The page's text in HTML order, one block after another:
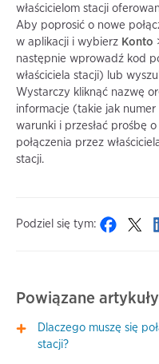
właścicielom stacji
Aby poprosić o nowe
w aplikacji i wybierz Konto
następnie wprowadź kod
właściciela stacji) lub
Wystarczy kliknąć nazwę
informacje (takie jak
warunki i przesłać prośbę
połączenia przez
stacji.
Podziel się tym:
Powiązane artykuły
Dlaczego muszę się
stacji?